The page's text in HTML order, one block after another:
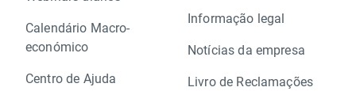
Calendário Macro-
económico
Centro de Ajuda
Informação legal
Notícias da empresa
Livro de Reclamações